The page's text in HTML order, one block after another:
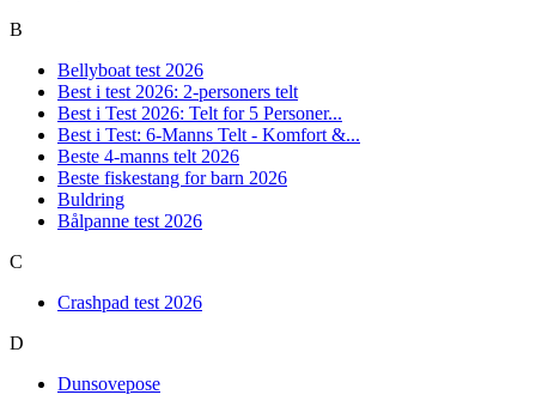
B
Bellyboat test 2026
Best i test 2026: 2-personers telt
Best i Test 2026: Telt for 5 Personer...
Best i Test: 6-Manns Telt - Komfort &...
Beste 4-manns telt 2026
Beste fiskestang for barn 2026
Buldring
Bålpanne test 2026
C
Crashpad test 2026
D
Dunsovepose